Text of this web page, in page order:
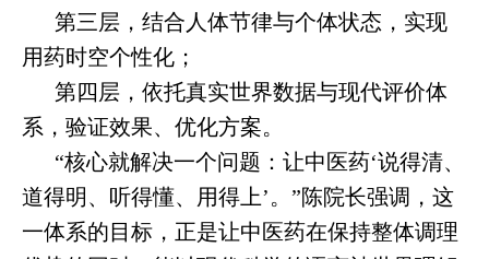
第三层，结合人体节律与个体状态，实现
用药时空个性化；
第四层，依托真实世界数据与现代评价体
系，验证效果、优化方案。
“核心就解决一个问题：让中医药‘说得清、
道得明、听得懂、用得上’。”陈院长强调，这
一体系的目标，正是让中医药在保持整体调理